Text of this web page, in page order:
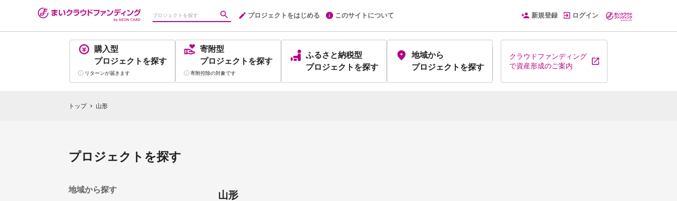
プロジェクトをはじめる このサイトについて 新規登録 ログイン
購入型
プロジェクト を探す
リターンが届きます
寄附型
プロジェクト を探す
寄附控除の対象です
ふるさと納税型
プロジェクト を探す
地域から
プロジェクトを探す
クラウドファンディング
で資産形成のご案内
トップ chevron_right 山形
プロジェクトを探す
地域から探す 山形